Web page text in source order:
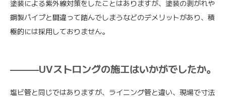
塗装による紫外線対策をしたことはありますが、塗装の剥がれや
鋼製パイプと間違って踏んでしまうなどのデメリットがあり、積
極的には採用しておりません。
———UVストロングの施工はいかがでしたか。
塩ビ管と同じではありますが、ライニング管と違い、現場で寸法